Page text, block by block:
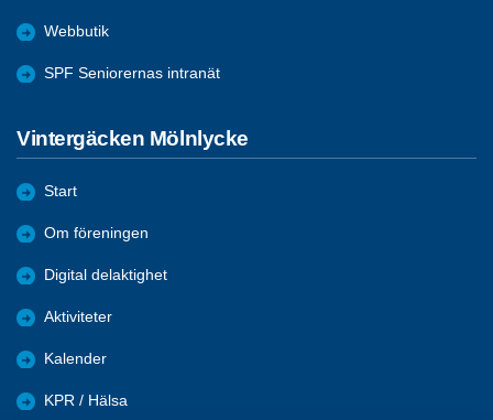
Webbutik
SPF Seniorernas intranät
Vintergäcken Mölnlycke
Start
Om föreningen
Digital delaktighet
Aktiviteter
Kalender
KPR / Hälsa